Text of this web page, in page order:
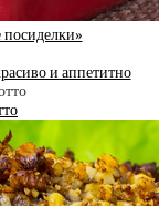
и аппетитно